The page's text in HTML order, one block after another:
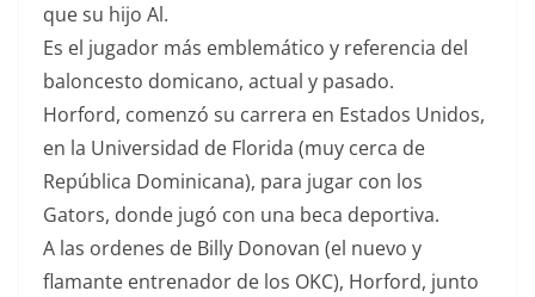
que su hijo Al.
Es el jugador más emblemático y referencia del
baloncesto domicano, actual y pasado.
Horford, comenzó su carrera en Estados Unidos,
en la Universidad de Florida (muy cerca de
República Dominicana), para jugar con los
Gators, donde jugó con una beca deportiva.
A las ordenes de Billy Donovan (el nuevo y
flamante entrenador de los OKC), Horford, junto